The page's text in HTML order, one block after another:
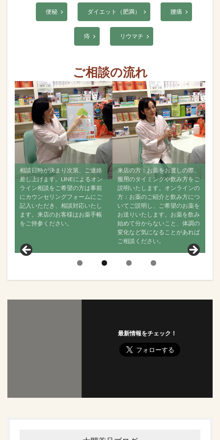
便秘 ダイエット（肥満） 腰痛
痔 リウマチ
ご相談の流れ
決まり次第、ご連絡
す。LINEによるオン
をご希望の方は事前
リングフォームにご
き、相談対応いたし
のお客様はお薬手帳
ださい。
来店の方：お薬をお渡しの際、
服用のタイミングや飲み方をご
説明いたします。オンラインの
方：お薬のご紹介と飲み方につ
いてご説明し、ご希望のお薬を
お送りいたします。お薬を飲み
始めて分からないこと、体調の
変化など気になることがあれば
ご相談ください。
すべて飲み終えま
ご相談ください。
ンラインでも構い
なるべく経過をご
い。お薬が効いて
で何か変化がなか
か、舌の状態はど
聞きし、その後の
最新情報をチェック！